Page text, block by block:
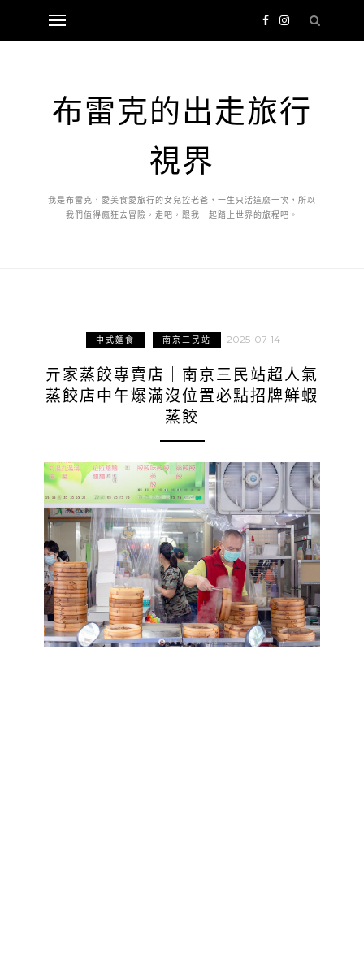
布雷克的出走旅行
視界
我是布雷克，愛美食愛旅行的女兒控老爸，一生只活這麼一次，所以
我們值得瘋狂去冒險，走吧，跟我一起踏上世界的旅程吧。
中式麵食 南京三民站 2025-07-14
亓家蒸餃專賣店｜南京三民站超人氣
蒸餃店中午爆滿沒位置必點招牌鮮蝦
蒸餃